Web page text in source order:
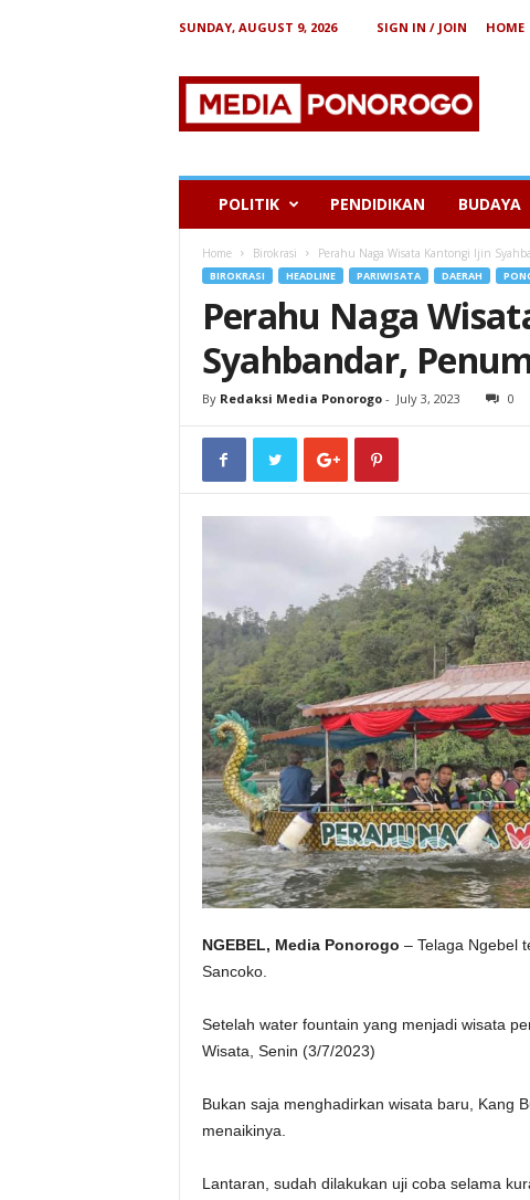
SUNDAY, AUGUST 9, 2026 SIGN IN / JOIN HOME
e
POLITIK PENDIDIKAN BUDAYA
Home Birokrasi Perahu Naga Wisata Kantongi Ijin
BIROKRASI HEADLINE PARIWISATA DAERAH
Perahu Naga
Syahbandar,
By Redaksi Media Ponorogo- July 3, 2023 0
NGEBEL, Media Ponorogo – Telaga Ngebel
Sancoko.
Setelah water fountain yang menjadi wisata
Wisata, Senin (3/7/2023)
Bukan saja menghadirkan wisata baru, Kang
menaikinya.
Lantaran, sudah dilakukan uji coba selama